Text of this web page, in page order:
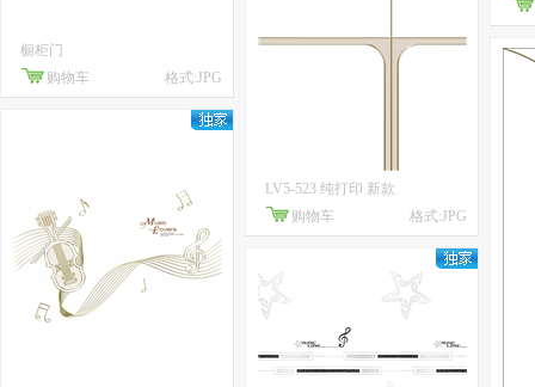
橱柜门
购物车
格式:JPG
LV5-523 纯打印 新款
购物车
格式:JPG